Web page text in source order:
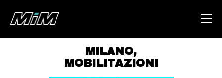
HOME
MILANO,
MOBILITAZIONI